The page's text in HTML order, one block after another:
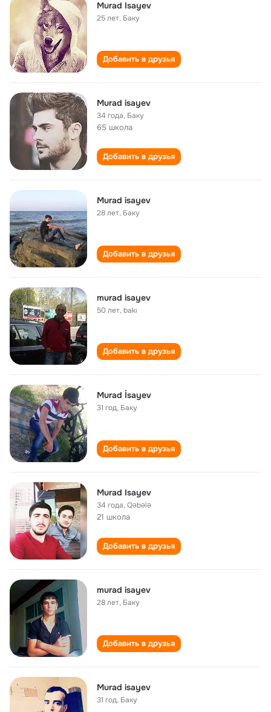
Murad Isayev
25 лет, Баку
Добавить в друзья
Murad isayev
34 года, Баку
65 школа
Добавить в друзья
Murad isayev
28 лет, Баку
Добавить в друзья
murad isayev
50 лет,bakı
Добавить в друзья
Murad İsayev
31 год, Баку
Добавить в друзья
Murad Isayev
34 года,Qәbәlә
21 школа
Добавить в друзья
murad isayev
28 лет, Баку
Добавить в друзья
Murad isayev
31 год, Баку